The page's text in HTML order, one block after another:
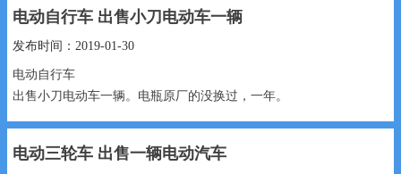
电动自行车 出售小刀电动车一辆
发布时间：2019-01-30
电动自行车
出售小刀电动车一辆。电瓶原厂的没换过，一年。
电动三轮车 出售一辆电动汽车